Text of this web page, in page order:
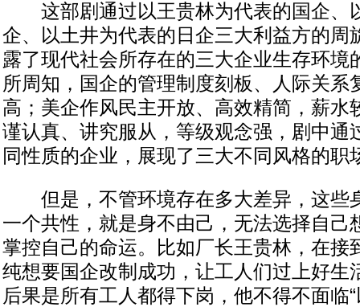
这部剧通过以王贵林为代表的国企、
企、以土井为代表的日企三大利益方的周
露了现代社会所存在的三大企业生存环境
所周知，国企的管理制度刻板、人际关系
高；美企作风民主开放、高效精简，薪水
谨认真、讲究服从，等级观念强，剧中通
同性质的企业，展现了三大不同风格的职
但是，不管环境存在多大差异，这些
一个共性，就是身不由己，无法选择自己
掌控自己的命运。比如厂长王贵林，在接
纯想要国企改制成功，让工人们过上好生
后果是所有工人都得下岗，他不得不面临